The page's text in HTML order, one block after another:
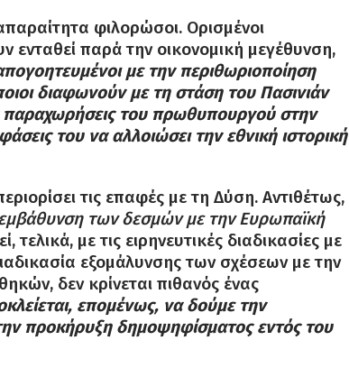
φιλορώσοι. Ορισμένοι
ενταθεί παρά την οικονομική μεγέθυνση,
με την περιθωριοποίηση
διαφωνούν με τη στάση του Πασινιάν
παραχωρήσεις του πρωθυπουργού στην
του να αλλοιώσει την εθνική ιστορική
τις επαφές με τη Δύση. Αντιθέτως,
των δεσμών με την Ευρωπαϊκή
με τις ειρηνευτικές διαδικασίες με
εξομάλυνσης των σχέσεων με την
δεν κρίνεται πιθανός ένας
επομένως, να δούμε την
προκήρυξη δημοψηφίσματος εντός του